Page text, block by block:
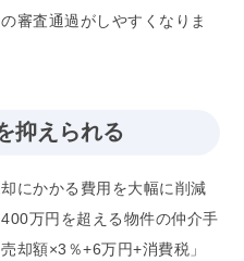
審査通過がしやすくなりま
抑えられる
にかかる費用を大幅に削減
万円を超える物件の仲介手
却額×3％+6万円+消費税」